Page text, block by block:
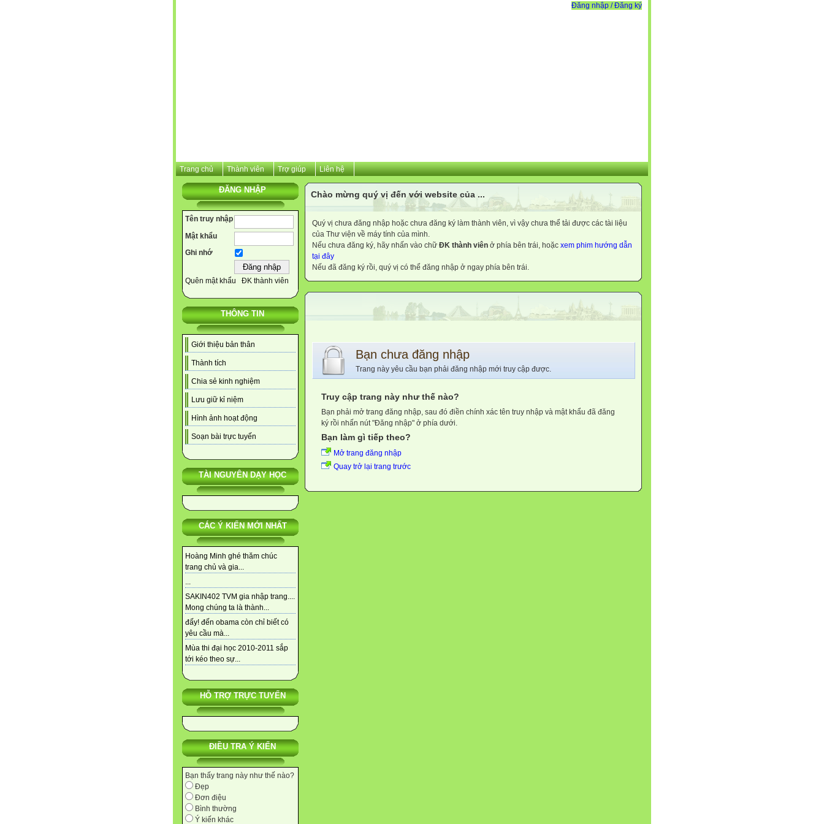
Đăng nhập / Đăng ký
Trang chủ Thành viên Trợ giúp Liên hệ
ĐĂNG NHẬP
Tên truy nhập
Mật khẩu
Ghi nhớ
Quên mật khẩu ĐK thành viên
THÔNG TIN
Giới thiệu bản thân
Thành tích
Chia sẻ kinh nghiệm
Lưu giữ kỉ niệm
Hình ảnh hoạt động
Soạn bài trực tuyến
TÀI NGUYÊN DẠY HỌC
CÁC Ý KIẾN MỚI NHẤT
Hoàng Minh ghé thăm chúc
trang chủ và gia...
...
SAKIN402 TVM gia nhập trang....
Mong chúng ta là thành...
đấy! đến obama còn chỉ biết có
yêu cầu mà...
Mùa thi đại học 2010-2011 sắp
tới kéo theo sự...
HỖ TRỢ TRỰC TUYẾN
ĐIỀU TRA Ý KIẾN
Bạn thấy trang này như thế nào?
Đẹp
Đơn điệu
Bình thường
Ý kiến khác
Chào mừng quý vị đến với website của ...
Quý vị chưa đăng nhập hoặc chưa đăng ký làm thành viên, vì vậy chưa thể tải được các tài liệu
của Thư viện về máy tính của mình.
Nếu chưa đăng ký, hãy nhấn vào chữ ĐK thành viên ở phía bên trái, hoặc xem phim hướng dẫn
tại đây
Nếu đã đăng ký rồi, quý vị có thể đăng nhập ở ngay phía bên trái.
Bạn chưa đăng nhập
Trang này yêu cầu bạn phải đăng nhập mới truy cập được.
Truy cập trang này như thế nào?
Bạn phải mở trang đăng nhập, sau đó điền chính xác tên truy nhập và mật khẩu đã đăng
ký rồi nhấn nút "Đăng nhập" ở phía dưới.
Bạn làm gì tiếp theo?
Mở trang đăng nhập
Quay trở lại trang trước